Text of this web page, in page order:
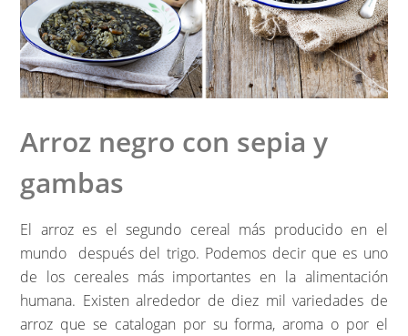
Arroz negro con sepia y
gambas
El arroz es el segundo cereal más producido en el
mundo después del trigo. Podemos decir que es uno
de los cereales más importantes en la alimentación
humana. Existen alrededor de diez mil variedades de
arroz que se catalogan por su forma, aroma o por el